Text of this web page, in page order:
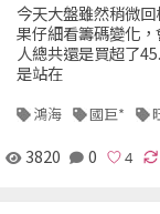
今天大盤雖然稍微
果仔細看籌碼變化
人總共還是買超了
是站在
鴻海 國巨*
3820 0